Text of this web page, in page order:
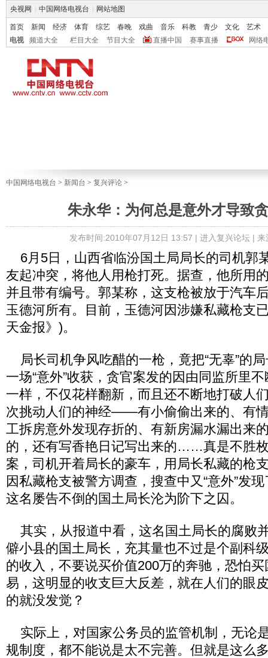
央视网 中国网络电视台 网站地图
首页 新闻 经济 体育 综艺 春晚 戏曲 音乐 科教 青少 文化
艺术
电视
频道大全 栏目大全 节目大全 直播中国 赛事直播 网络
中国网络电视台 > 新闻台 > 复兴评论 >
朱永华：为何总是意外才导致
发布时间:2010年07月12日 13:57 | 进入复兴论坛| 来
6月5日，山西省临汾国土局局长的司机郭
友起冲突，将他人用枪打死。据查，他所用
并且带有编号。郭某称，这支枪被放于汽车
玉德河所有。目前，玉德河因涉嫌私藏枪支
天金报》)。
局长司机争风吃醋的一枪，竟把“无辜”的
一场“意外”收获，贪官案发的因由同监所里
一样，不仅花样翻新，而且还不断地打破人
次挑动人们的神经——有小偷偷出来的、有
工拆房意外发现存折的、有新房漏水漏出来
的，还有写香艳日记写出来的……真是不胜
案，司机开着局长的豪车，用局长私藏的枪
因私藏枪支被警方调查，搜查中又“意外”发
这名屡告不倒的国土局长沦为阶下之囚。
其实，从报道中看，这名国土局长的腐败
僻小县的国土局长，充其量也不过是个副科
的收入，不要说买价值200万的奔驰，恐怕
易，这明显的收支巨大反差，就在人们的眼
的就没发觉？
实际上，对国家公务员的监管机制，无论
规制度，都不能说是太不完善。但就是这么